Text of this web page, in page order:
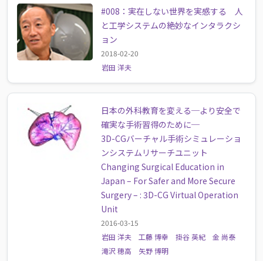
#008：実在しない世界を実感する 人
と工学システムの絶妙なインタラクシ
ョン
2018-02-20
岩田 洋夫
日本の外科教育を変える─より安全で
確実な手術習得のために─
3D-CGバーチャル手術シミュレーショ
ンシステムリサーチユニット
Changing Surgical Education in
Japan – For Safer and More Secure
Surgery – : 3D-CG Virtual Operation
Unit
2016-03-15
岩田 洋夫
工藤 博幸 掛谷 英紀
金 尚泰
滝沢 穂高
矢野 博明